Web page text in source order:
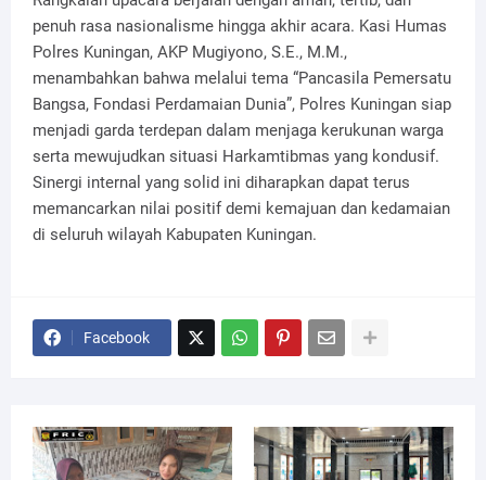
penuh rasa nasionalisme hingga akhir acara. Kasi Humas
Polres Kuningan, AKP Mugiyono, S.E., M.M.,
menambahkan bahwa melalui tema “Pancasila Pemersatu
Bangsa, Fondasi Perdamaian Dunia”, Polres Kuningan siap
menjadi garda terdepan dalam menjaga kerukunan warga
serta mewujudkan situasi Harkamtibmas yang kondusif.
Sinergi internal yang solid ini diharapkan dapat terus
memancarkan nilai positif demi kemajuan dan kedamaian
di seluruh wilayah Kabupaten Kuningan.
Facebook